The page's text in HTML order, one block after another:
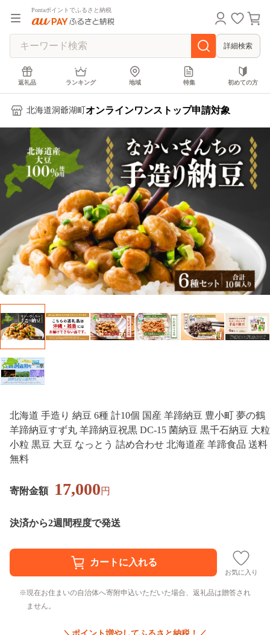
Pontaポイントでふるさと納税
詳細検索
返礼品 ランキング 地域 特集 初めての方
北海道洞爺湖町 オンラインワンストップ申請対象
北海道 手造り 納豆 6種 計10個 国産 羊蹄納豆 豊小町 夢の鶴
羊蹄納豆すず丸 羊蹄納豆祝黒 DC-15 菌納豆 黒千石納豆 大粒
小粒 黒豆 大豆 なっとう 詰め合わせ 北海道産 羊蹄食品 送料
無料
寄附金額 17,000円
決済から2週間程度で発送
お気に入り
現在お住まいの自治体へ寄附申込いただいた場合、返礼品は贈答され
ません。